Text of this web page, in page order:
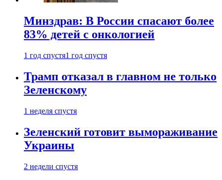
Минздрав: В России спасают более
83% детей с онкологией
1 год спустя1 год спустя
Трамп отказал в главном не только
Зеленскому
1 неделя спустя
Зеленский готовит вымораживание
Украины
2 недели спустя